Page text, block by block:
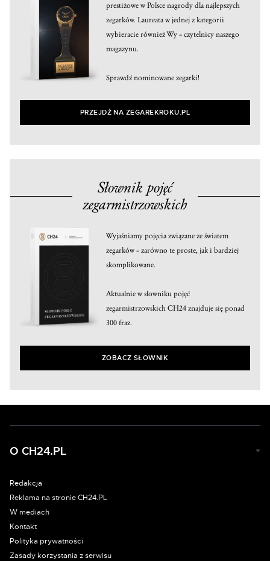
prestiżowe w Polsce nagrody dla najlepszych
zegarków. Laureata w jednej z kategorii
wybieracie również Wy – czytelnicy naszego
magazynu.
Sprawdź nominowane zegarki!
PRZEJDŹ NA ZEGAREKROKU.PL
Słownik pojęć
zegarmistrzowskich
Wyjaśniamy pojęcia związane ze światem
zegarków – zarówno te proste, jak i bardziej
skomplikowane.
Aktualnie w słowniku pojęć
zegarmistrzowskich CH24 znajduje się ponad
300 fraz.
ZOBACZ SŁOWNIK
O CH24.PL
Redakcja
Reklama na stronie CH24.PL
W mediach
Kontakt
Polityka prywatności
Zasady korzystania z serwisu